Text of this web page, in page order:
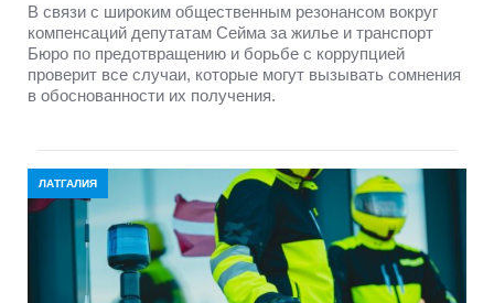
В связи с широким общественным резонансом вокруг
компенсаций депутатам Сейма за жилье и транспорт
Бюро по предотвращению и борьбе с коррупцией
проверит все случаи, которые могут вызывать сомнения
в обоснованности их получения.
ЛАТГАЛИЯ